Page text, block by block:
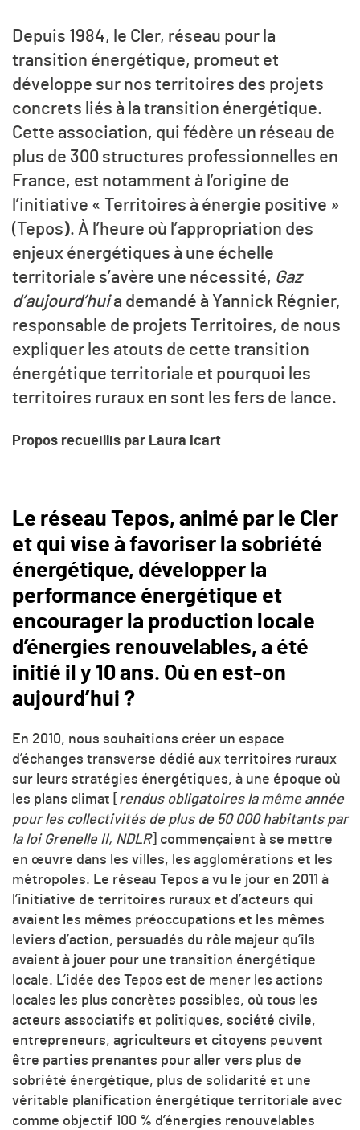
Depuis 1984, le Cler, réseau pour la
transition énergétique, promeut et
développe sur nos territoires des projets
concrets liés à la transition énergétique.
Cette association, qui fédère un réseau de
plus de 300 structures professionnelles en
France, est notamment à l’origine de
l’initiative « Territoires à énergie positive »
(Tepos). À l’heure où l’appropriation des
enjeux énergétiques à une échelle
territoriale s’avère une nécessité, Gaz
d’aujourd’huia demandé à Yannick Régnier,
responsable de projets Territoires, de nous
expliquer les atouts de cette transition
énergétique territoriale et pourquoi les
territoires ruraux en sont les fers de lance.
Propos recueillis par Laura Icart
Le réseau Tepos, animé par le Cler
et qui vise à favoriser la sobriété
énergétique, développer la
performance énergétique et
encourager la production locale
d’énergies renouvelables, a été
initié il y 10 ans. Où en est-on
aujourd’hui ?
En 2010, nous souhaitions créer un espace
d’échanges transverse dédié aux territoires ruraux
sur leurs stratégies énergétiques, à une époque où
les plans climat [ rendus obligatoires la même année
pour les collectivités de plus de 50 000 habitants par
la loi Grenelle II, NDLR] commençaient à se mettre
en œuvre dans les villes, les agglomérations et les
métropoles. Le réseau Tepos a vu le jour en 2011 à
l’initiative de territoires ruraux et d’acteurs qui
avaient les mêmes préoccupations et les mêmes
leviers d’action, persuadés du rôle majeur qu’ils
avaient à jouer pour une transition énergétique
locale. L’idée des Tepos est de mener les actions
locales les plus concrètes possibles, où tous les
acteurs associatifs et politiques, société civile,
entrepreneurs, agriculteurs et citoyens peuvent
être parties prenantes pour aller vers plus de
sobriété énergétique, plus de solidarité et une
véritable planification énergétique territoriale avec
comme objectif 100 % d’énergies renouvelables